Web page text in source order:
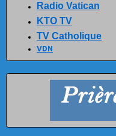
Radio Vatican
KTO TV
TV Catholique
VDN